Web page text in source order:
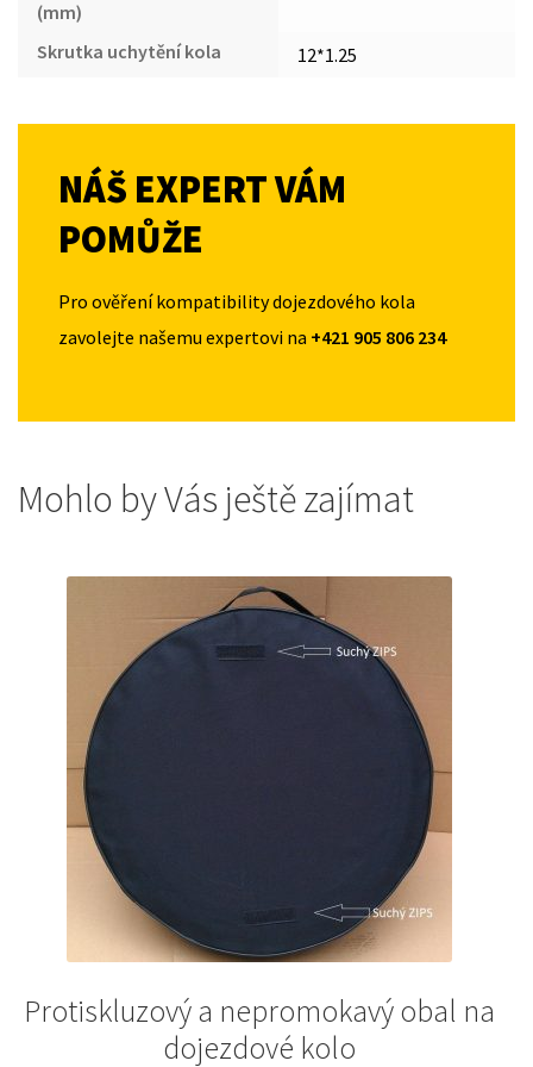
(mm)
Skrutka uchytění kola
12*1.25
NÁŠ EXPERT VÁM
POMŮŽE
Pro ověření kompatibility dojezdového kola
zavolejte našemu expertovi na +421 905 806 234
Mohlo by Vás ještě zajímat
Protiskluzový a nepromokavý obal na
dojezdové kolo